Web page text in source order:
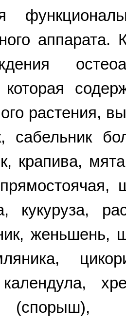
которая
растения,
сабельник
крапива,
кукуруза,
женьшень,